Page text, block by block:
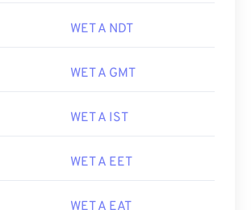
WET A NDT
WET A GMT
WET A IST
WET A EET
WET A EAT